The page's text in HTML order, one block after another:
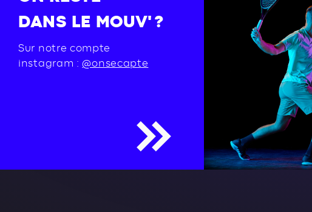
DANS LE MOUV' ?
Sur notre compte
instagram :@onsecapte